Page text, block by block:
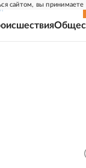
сайтом, вы принимаете